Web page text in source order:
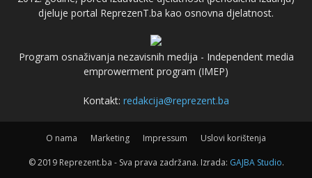
djeluje portal ReprezenT.ba kao osnovna djelatnost.
Program osnaživanja nezavisnih medija - Independent media
emprowerment program (IMEP)
Kontakt: redakcija@reprezent.ba
O nama Marketing Impressum Uslovi korištenja
© 2019 Reprezent.ba - Sva prava zadržana. Izrada: GAJBA Studio.